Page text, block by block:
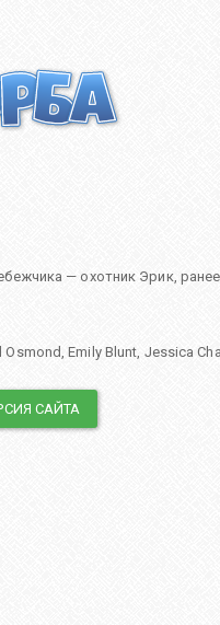
— охотник Эрик,
Osmond,Emily Blunt, Jessica
САЙТА